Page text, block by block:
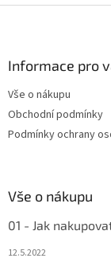
Informace pro
Vše o nákupu
Obchodní podmínky
Podmínky ochrany
Vše o nákupu
01 - Jak
12.5.2022